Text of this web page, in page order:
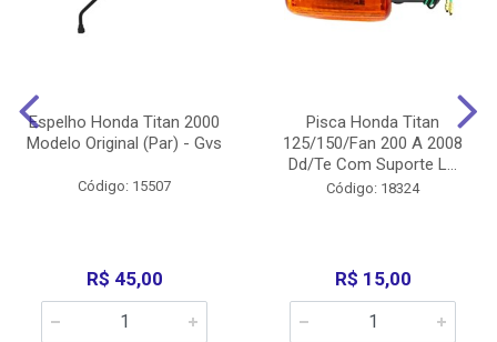
Espelho Honda Titan 2000
Modelo Original (Par) - Gvs
Código: 15507
R$ 45,00
Pisca Honda Titan
125/150/Fan 200 A 2008
Dd/Te Com Suporte L...
Código: 18324
R$ 15,00